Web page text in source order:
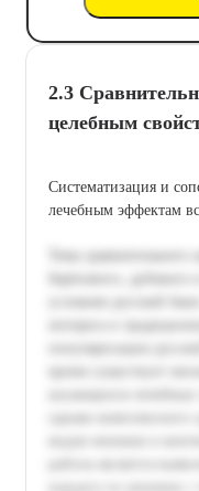
2.3
целебным
Систематизация и
лечебным эффектам